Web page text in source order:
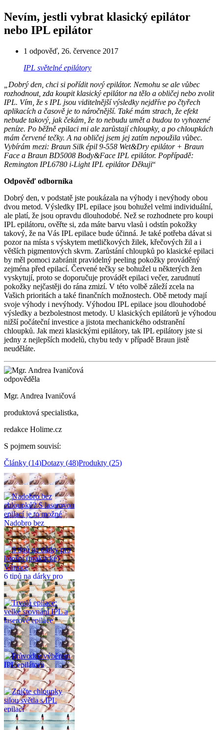
Nevím, jestli vybrat klasický epilátor
nebo IPL epilátor
1 odpověď, 26. července 2017
IPL světelné epilátory
„Dobrý den, chci si pořídit nový epilátor. Nemohu se ale vůbec
rozhodnout, zda koupit klasický epilátor na tělo a obličej nebo zvolit
IPL. Vím, že s IPL jsou viditelnější výsledky nejdříve po čtyřech
aplikacích a časově je to náročnější. Také mám strach, že efekt
nebude takový, jak čekám, že to nebudu umět a budou to vyhozené
peníze. Po běžně epilaci mi ale zarůstají chloupky, a po chloupkách
mám červené tečky. A na obličej jsem jej zatím nepoužila vůbec.
Vybírám mezi: Braun Silk épil 9-558 Wet&Dry epilátor + Braun
Face a Braun BD5008 Body&Face IPL epilátor. Popřípadě:
Remington IPL6780 i-Light IPL epilátor Děkuji“
Odpověď odborníka
Dobrý den, v podstatě jste poukázala na výhody i nevýhody obou
dvou metod. Výsledky IPL epilace jsou bohužel velmi individuální,
ale platí, že jsou opravdu dlouhodobé. Než se rozhodnete pro koupi
IPL epilátoru, ověřte si, zda máte barvu vlasů i odstín pokožky
takový, že na Vás IPL epilace bude účinná. Je také potřeba dávat si
pozor na místa s výskytem metličkových žilek, křečových žil a i
větších pigmentových skvrn. Zarůstání chloupků po klasické epilaci
by měl pomoci zabránit pravidelný peeling pokožky prováděný
zejména před epilací. Červené tečky se bohužel u některých žen
vyskytují, proto se doporučuje provádět epilaci večer, zarudnutí
pokožky nejčastěji do rána zmizí. V této volbě záleží zcela na
Vašich prioritách a také finančních možnostech. Obě metody mají
svoje výhody i nevýhody. Výhodou IPL epilace jsou dlouhodobé
výsledky a bezbolestnost metody. U klasických epilátorů je výhodou
nižší počáteční investice a jistota mechanického odstranění
chloupků. Jak mezi klasickými epilátory, tak IPL epilátory jste si
jedny z nejlepších modelů, chybu tedy v případě Braun jistě
neuděláte.
odpověděla
Mgr. Andrea Ivaničová
produktová specialistka,
redakce Holime.cz
S pojmem souvisí:
Články (14)Dotazy (48)Produkty (25)
Související články(14)
Nadobro bez
chloupků? S laserovou
epilací je to možné
6 tipů na dárky pro
letošní (praktické)
Vánoce
Trvalá epilace: velké
srovnání IPL a
laserové epilace
Průvodce výběrem
IPL epilátoru
Zničte chloupky silou
světla s IPL epilací